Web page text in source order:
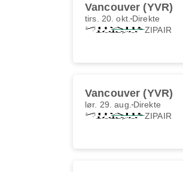
Vancouver (YVR)
tirs. 20. okt. Direkte
ZIPAIR
Vancouver (YVR)
lør. 29. aug. Direkte
ZIPAIR